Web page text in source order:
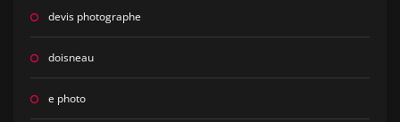
devis photographe
doisneau
e photo